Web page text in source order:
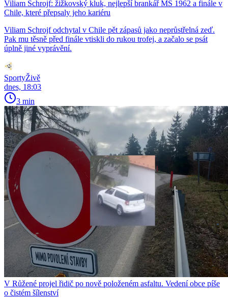
Viliam Schrojf: žižkovský kluk, nejlepší brankář MS 1962 a finále v
Chile, které přepsaly jeho kariéru
Viliam Schrojf odchytal v Chile pět zápasů jako neprůstřelná zeď.
Pak mu těsně před finále vtiskli do rukou trofej, a začalo se psát
úplně jiné vyprávění.
SportyŽivě
dnes, 18:03
3 min
V Růžené projel řidič po nově položeném asfaltu. Vedení obce píše
o čistém šílenství